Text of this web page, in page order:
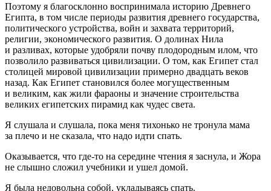
Поэтому я благосклонно воспринимала историю Древнего
Египта, в том числе периоды развития древнего государства,
политического устройства, войн и захвата территорий,
религии, экономического развития. О долинах Нила
и разливах, которые удобряли почву плодородным илом, что
позволило развиваться цивилизации. О том, как Египет стал
столицей мировой цивилизации примерно двадцать веков
назад. Как Египет становился более могущественным
и великим, как жили фараоны и значение строительства
великих египетских пирамид как чудес света.
Я слушала и слушала, пока меня тихонько не тронула мама
за плечо и не сказала, что надо идти спать.
Оказывается, что где-то на середине чтения я заснула, и Жора
не слышно сложил учебники и ушел домой.
Я была недовольна собой, укладываясь спать.